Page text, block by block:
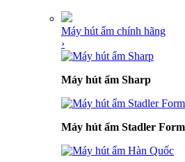
Máy hút ẩm chính hãng
›
Máy hút ẩm Sharp
Máy hút ẩm Stadler Form